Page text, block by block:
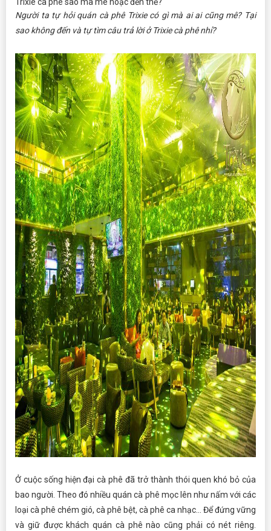
Người ta tự hỏi quán cà phê Trixie có gì mà ai ai cũng mê? Tại
sao không đến và tự tìm câu trả lời ở Trixie cà phê nhỉ?
Ở cuộc sống hiện đại cà phê đã trở thành thói quen khó bỏ của
bao người. Theo đó nhiều quán cà phê mọc lên như nấm với các
loại cà phê chém gió, cà phê bệt, cà phê ca nhạc… Để đứng vững
và giữ được khách quán cà phê nào cũng phải có nét riêng.